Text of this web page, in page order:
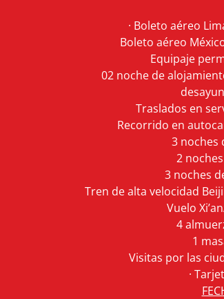
· Boleto aéreo
Boleto aéreo
Equipaje
02 noche de
Traslados en
Recorrido en
3 noches
2
3 noches
Tren de alta velocidad
Vuelo
4
1
Visitas por las
·